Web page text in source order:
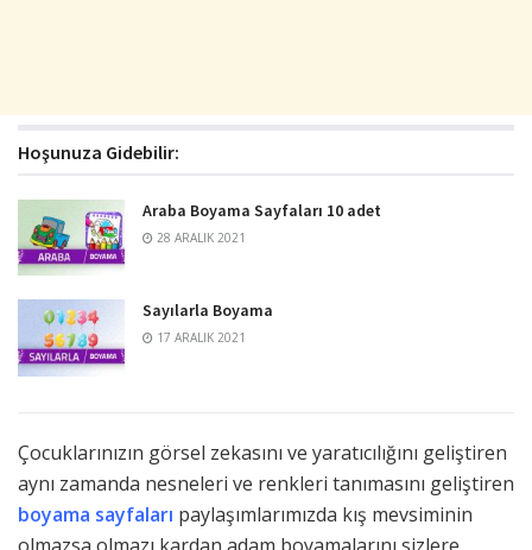
Hoşunuza Gidebilir:
Araba Boyama Sayfaları 10 adet
28 ARALIK 2021
Sayılarla Boyama
17 ARALIK 2021
Çocuklarınızın görsel zekasını ve yaratıcılığını geliştiren
aynı zamanda nesneleri ve renkleri tanımasını geliştiren
boyama sayfaları paylaşımlarımızda kış mevsiminin